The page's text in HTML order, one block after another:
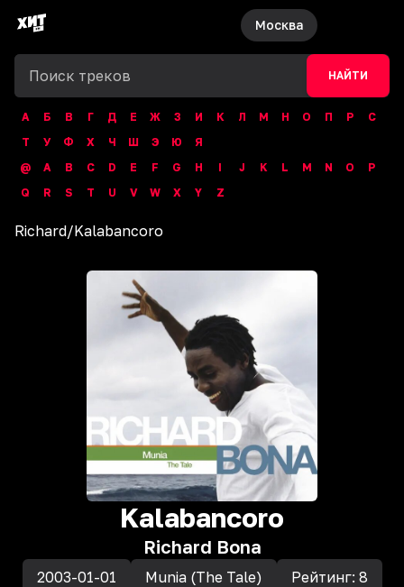
Москва
НАЙТИ
А Б В Г Д Е Ж З И К Л М Н О П Р
С
Т
У Ф Х Ч Ш Э Ю
Я
@
A B C D E F G H I J K L M N O
P
Q
R S T U V W X Y Z
Richard/Kalabancoro
Kalabancoro
Richard Bona
2003-01-01 Munia (The Tale) Рейтинг: 8